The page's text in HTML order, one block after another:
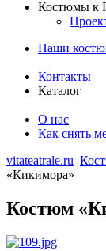
Костюмы к
Наши
Контакты
Каталог
О нас
Как снять
vitateatrale.ru
«Кикимора»
Костюм